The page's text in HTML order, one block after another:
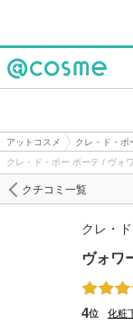
アットコスメ クレ・ド・ポ
クレ・ド・ポー ボーテ / ヴォ
クチコミ一覧
クレ・
ヴォワ
4位 化粧